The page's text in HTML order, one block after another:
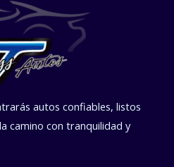
autos confiables, listos
camino con tranquilidad y